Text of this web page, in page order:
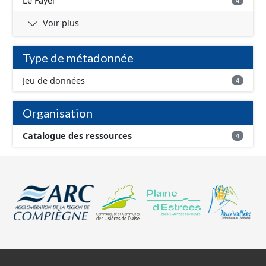
Voir plus
Type de métadonnée
Jeu de données 4
Organisation
Catalogue des ressources 4